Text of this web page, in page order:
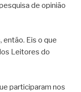
de opinião
então. Eis o que
Leitores do
participaram nos